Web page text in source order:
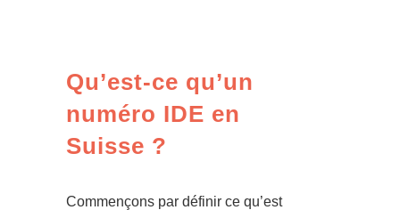
Qu’est-ce qu’un
numéro IDE en
Suisse ?
Commençons par définir ce qu’est